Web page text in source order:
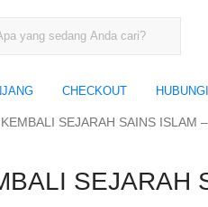
CHECKOUT
SEJARAH SAINS ISLAM
SEJARAH